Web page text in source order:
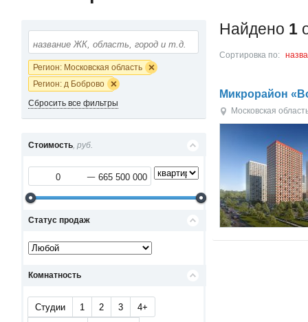
Регион: Московская область
Регион: д Боброво
Сбросить все фильтры
Стоимость, руб.
Статус продаж
Комнатность
Студии 1 2 3
4+
Найдено 1
Сортировка по:
Микрорайон
Московская